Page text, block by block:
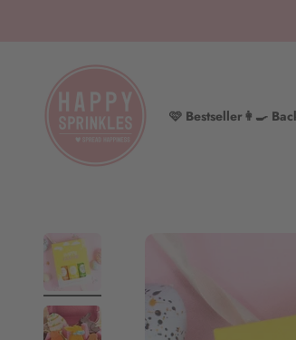
🩷 Bestseller👩‍🍳
HAPPY SPRINKLES | D2C